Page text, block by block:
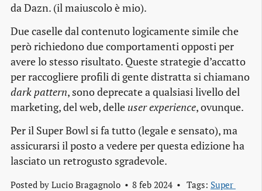
da Dazn. (il maiuscolo è mio).
Due caselle dal contenuto logicamente simile che
però richiedono due comportamenti opposti per
avere lo stesso risultato. Queste strategie d’accatto
per raccogliere profili di gente distratta si chiamano
dark pattern, sono deprecate a qualsiasi livello del
marketing, del web, delle user experience, ovunque.
Per il Super Bowl si fa tutto (legale e sensato), ma
assicurarsi il posto a vedere per questa edizione ha
lasciato un retrogusto sgradevole.
Posted by Lucio Bragagnolo 8 feb 2024 Tags: Super